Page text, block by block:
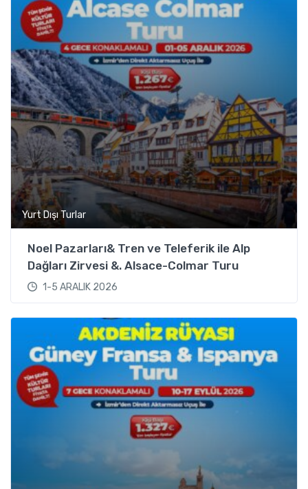
Yurt Dışı Turlar
Noel Pazarları& Tren ve Teleferik ile Alp
Dağları Zirvesi &. Alsace-Colmar Turu
1-5 ARALIK 2026